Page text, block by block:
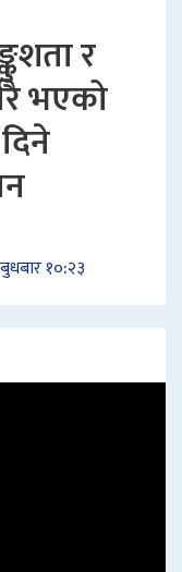
र
भएको
१०:२३